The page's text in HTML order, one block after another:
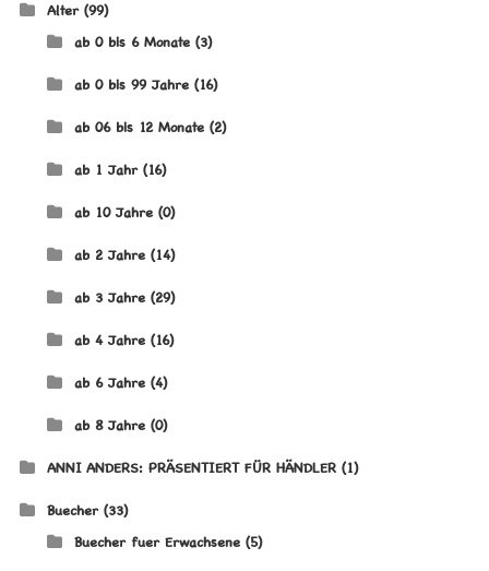
Alter (99)
ab 0 bis 6 Monate (3)
ab 0 bis 99 Jahre (16)
ab 06 bis 12 Monate (2)
ab 1 Jahr (16)
ab 10 Jahre (0)
ab 2 Jahre (14)
ab 3 Jahre (29)
ab 4 Jahre (16)
ab 6 Jahre (4)
ab 8 Jahre (0)
ANNI ANDERS: PRÄSENTIERT FÜR HÄNDLER (1)
Buecher (33)
Buecher fuer Erwachsene (5)